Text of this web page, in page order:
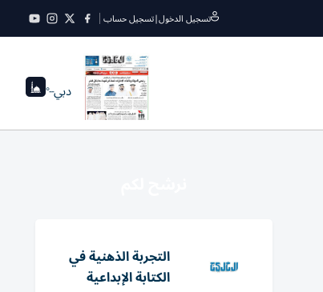
تسجيل الدخول|تسجيل حساب
دبي--°
التجربة الذهنية في
الكتابة الإبداعية